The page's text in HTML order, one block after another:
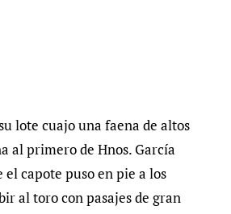
lote cuajo una faena de altos
al primero de Hnos. García
el capote puso en pie a los
al toro con pasajes de gran